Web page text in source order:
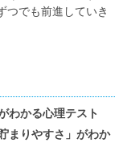
つでも前進していき
わかる心理テスト
まりやすさ」がわか